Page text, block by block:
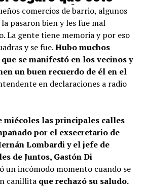
va a subir a
0N6hchEP
comercios de barrio, algunos
pasaron bien y les fue mal
La gente tiene memoria y por eso
y se fue.Hubo muchos
se manifestó en los vecinos y
un buen recuerdo de él en el
en declaraciones a radio
miécoles las principales calles
por el exsecretario de
Lombardi y el jefe de
de Juntos, Gastón Di
un incómodo momento cuando se
canillita que rechazó su saludo.